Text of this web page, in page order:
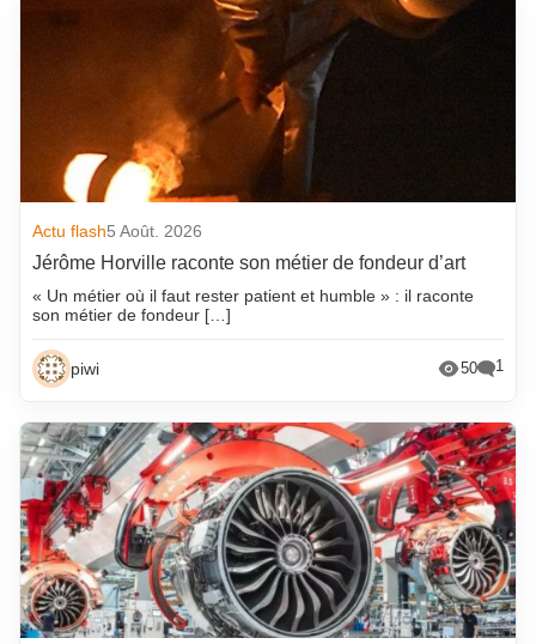
Actu flash5 Août. 2026
Jérôme Horville raconte son métier de fondeur d’art
« Un métier où il faut rester patient et humble » : il raconte
son métier de fondeur […]
piwi 50 1